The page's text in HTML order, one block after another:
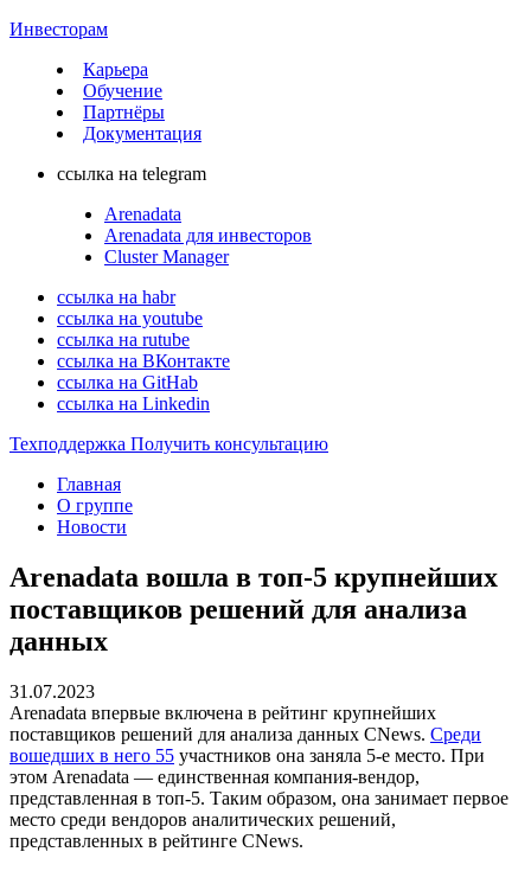
Инвесторам
Карьера
Обучение
Партнёры
Документация
ссылка на telegram
Arenadata
Arenadata для инвесторов
Cluster Manager
ссылка на habr
ссылка на youtube
ссылка на rutube
ссылка на ВКонтакте
ссылка на GitHab
ссылка на Linkedin
Техподдержка Получить консультацию
Главная
О группе
Новости
Arenadata вошла в топ-5 крупнейших
поставщиков решений для анализа
данных
31.07.2023
Arenadata впервые включена в рейтинг крупнейших
поставщиков решений для анализа данных CNews. Среди
вошедших в него 55 участников она заняла 5-е место. При
этом Arenadata — единственная компания-вендор,
представленная в топ-5. Таким образом, она занимает первое
место среди вендоров аналитических решений,
представленных в рейтинге CNews.